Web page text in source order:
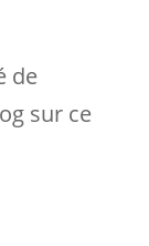
de
sur ce